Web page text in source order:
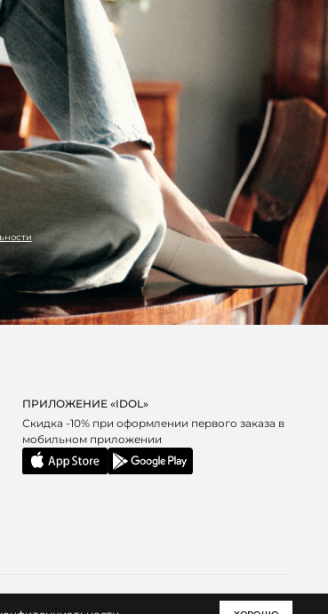
ПРИЛОЖЕНИЕ «IDOL»
Скидка -10% при оформлении первого заказа в
мобильном приложении